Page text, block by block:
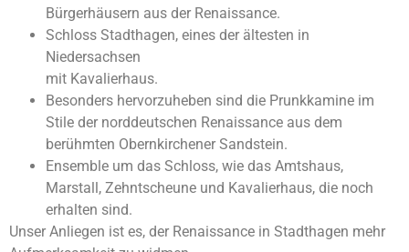
Bürgerhäusern aus der Renaissance.
Schloss Stadthagen, eines der ältesten in
Niedersachsen
mit Kavalierhaus.
Besonders hervorzuheben sind die Prunkkamine im
Stile der norddeutschen Renaissance aus dem
berühmten Obernkirchener Sandstein.
Ensemble um das Schloss, wie das Amtshaus,
Marstall, Zehntscheune und Kavalierhaus, die noch
erhalten sind.
Unser Anliegen ist es, der Renaissance in Stadthagen mehr